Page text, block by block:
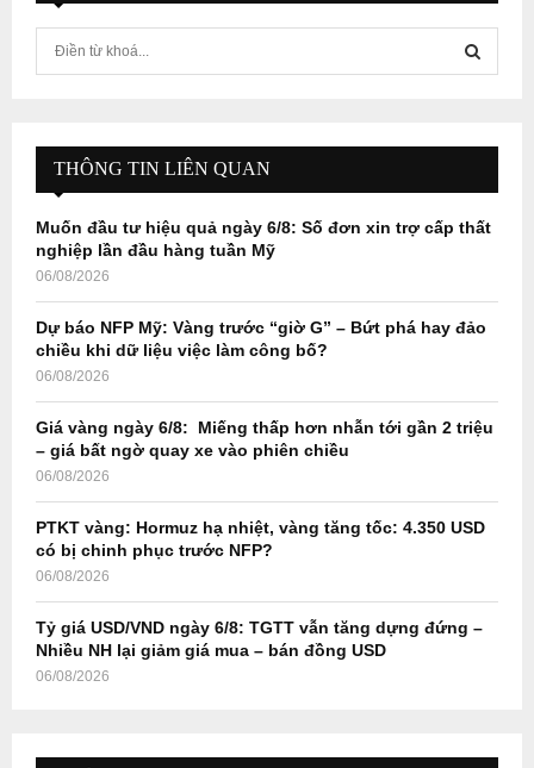
f
r
E
A
H
THÔNG TIN LIÊN QUAN
Muốn đầu tư hiệu quả ngày 6/8: Số đơn xin trợ cấp thất
nghiệp lần đầu hàng tuần Mỹ
06/08/2026
Dự báo NFP Mỹ: Vàng trước “giờ G” – Bứt phá hay đảo
chiều khi dữ liệu việc làm công bố?
06/08/2026
Giá vàng ngày 6/8: Miếng thấp hơn nhẫn tới gần 2 triệu
– giá bất ngờ quay xe vào phiên chiều
06/08/2026
PTKT vàng: Hormuz hạ nhiệt, vàng tăng tốc: 4.350 USD
có bị chinh phục trước NFP?
06/08/2026
Tỷ giá USD/VND ngày 6/8: TGTT vẫn tăng dựng đứng –
Nhiều NH lại giảm giá mua – bán đồng USD
06/08/2026